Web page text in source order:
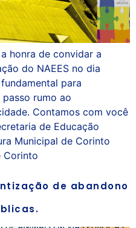
honra de convidar a
do NAEES no dia
para
rumo ao
Contamos com você
de Educação
Municipal de Corinto
Corinto
de abandono